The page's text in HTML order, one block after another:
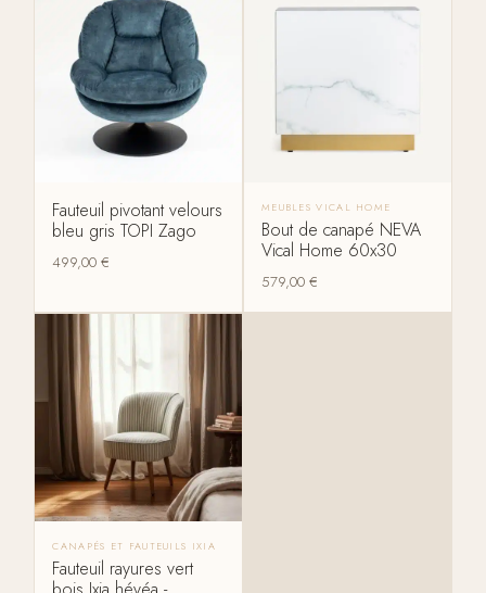
Fauteuil pivotant velours
bleu gris TOPI Zago
499,00€
MEUBLES VICAL HOME
Bout de canapé NEVA
Vical Home 60x30
579,00 €
CANAPÉS ET FAUTEUILS IXIA
Fauteuil rayures vert